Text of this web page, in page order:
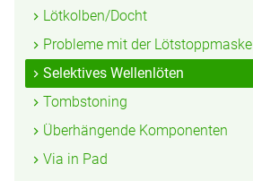
Lötkolben/Docht
Probleme mit der Lötstoppmaske
Selektives Wellenlöten
Tombstoning
Überhängende Komponenten
Via in Pad